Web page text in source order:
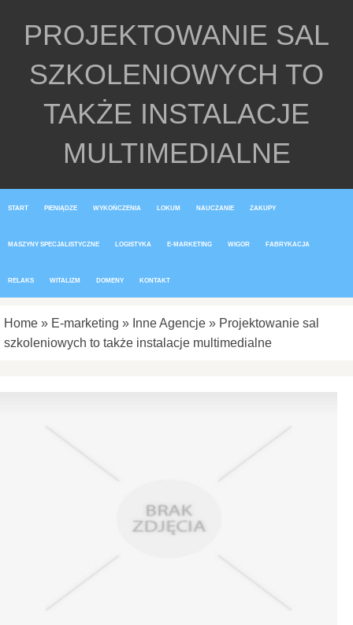
PROJEKTOWANIE SAL
SZKOLENIOWYCH TO
TAKŻE INSTALACJE
MULTIMEDIALNE
START PIENIĄDZE WYKOŃCZENIA LOKUM NAUCZANIE ZAKUPY
MASZYNY SPECJALISTYCZNE LOGISTYKA E-MARKETING WIGOR FABRYKACJA
RELAKS WITALIZM DOMENY KONTAKT
Home » E-marketing » Inne Agencje » Projektowanie sal
szkoleniowych to także instalacje multimedialne